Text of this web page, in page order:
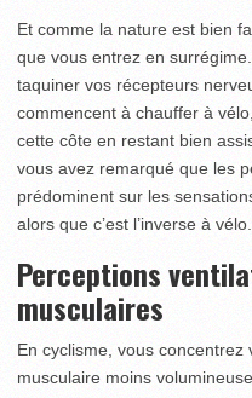
Et comme la nature est bien
que vous entrez en
taquiner vos récepteurs
commencent à chauffer à
cette côte en restant bien
vous avez remarqué que les
prédominent sur les
alors que c’est l’inverse à
Perceptions
musculaires
En cyclisme, vous concentrez
musculaire moins